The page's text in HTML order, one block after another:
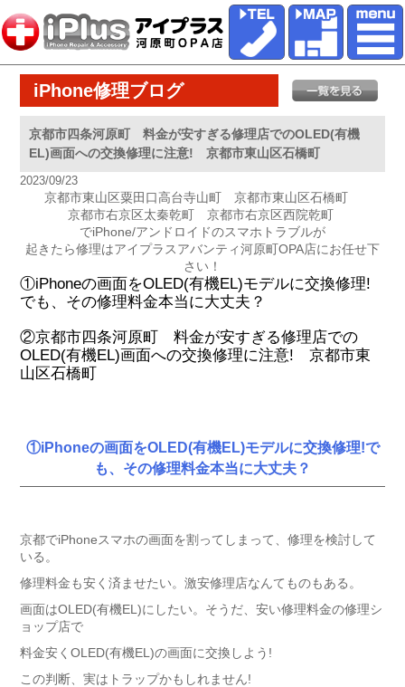
iPhone修理ブログ
京都市四条河原町 料金が安すぎる修理店でのOLED(有機
EL)画面への交換修理に注意! 京都市東山区石橋町
2023/09/23
京都市東山区粟田口高台寺山町 京都市東山区石橋町
京都市右京区太秦乾町 京都市右京区西院乾町
でiPhone/アンドロイドのスマホトラブルが
起きたら修理はアイプラスアバンティ河原町OPA店にお任せ下
さい！
①iPhoneの画面をOLED(有機EL)モデルに交換修理!
でも、その修理料金本当に大丈夫？
②京都市四条河原町 料金が安すぎる修理店での
OLED(有機EL)画面への交換修理に注意! 京都市東
山区石橋町
①iPhoneの画面をOLED(有機EL)モデルに交換修理!で
も、その修理料金本当に大丈夫？
京都でiPhoneスマホの画面を割ってしまって、修理を検討して
いる。
修理料金も安く済ませたい。激安修理店なんてものもある。
画面はOLED(有機EL)にしたい。そうだ、安い修理料金の修理シ
ョップ店で
料金安くOLED(有機EL)の画面に交換しよう!
この判断、実はトラップかもしれません!